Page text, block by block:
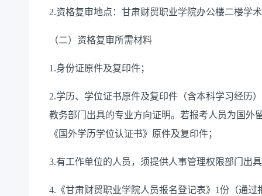
2.资格复审地点：甘肃财贸职业学院办公楼二楼学
（二）资格复审所需材料
1.身份证原件及复印件；
2.学历、学位证书原件及复印件（含本科学习经历
教务部门出具的专业方向证明。若报考人员为国外
《国外学历学位认证书》原件及复印件；
3.有工作单位的人员，须提供人事管理权限部门出
4.《甘肃财贸职业学院人员报名登记表》1份（通